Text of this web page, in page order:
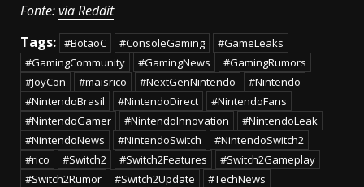
Fonte:via Reddit
Tags: #BotãoC #ConsoleGaming
#GameLeaks
#GamingCommunity
#GamingNews
#GamingRumors
#JoyCon
#maisrico #NextGenNintendo
#Nintendo
#NintendoBrasil
#NintendoDirect
#NintendoFans
#NintendoGamer
#NintendoInnovation
#NintendoLeak
#NintendoNews
#NintendoSwitch
#NintendoSwitch2
#rico
#Switch2 #Switch2Features
#Switch2Gameplay
#Switch2Rumor
#Switch2Update
#TechNews